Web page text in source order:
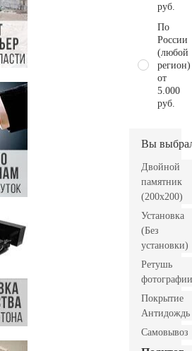
руб.
По
России
(любой
регион)
от
5.000
руб.
Вы
Двойной
памятник
(200х200)
Установка
(Без
установки)
Ретушь
фотографии
Покрытие
Антидождь
Самовывоз